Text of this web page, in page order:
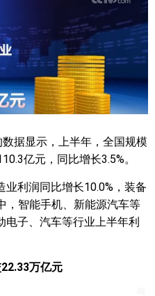
据显示，上半年，全国规模
亿元，同比增长3.5%。
利润同比增长10.0%，装备
，智能手机、新能源汽车等
子、汽车等行业上半年利
万亿元